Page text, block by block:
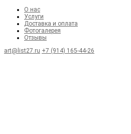
О нас
Услуги
Доставка и оплата
Фотогалерея
Отзывы
art@list27.ru +7 (914) 165-44-26